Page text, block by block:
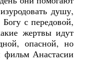
душу,
с передовой,
жертвы идут
опасной, но
фильм Анастасии